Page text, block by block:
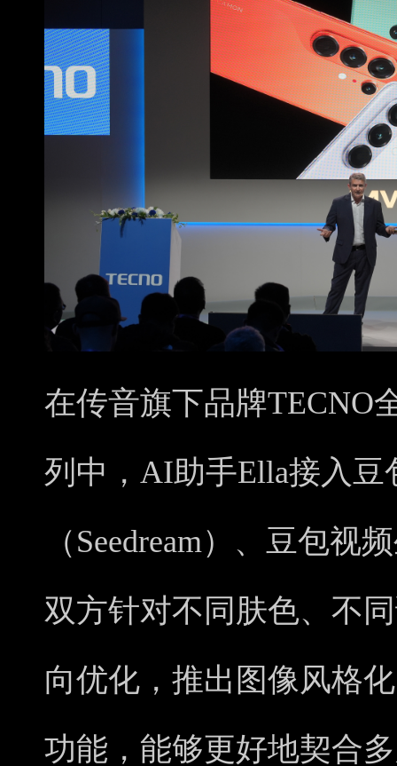
在传音旗下品牌TECNO
列中，AI助手Ella接入豆
（Seedream）、豆包视
双方针对不同肤色、不
向优化，推出图像风格
功能，能够更好地契合